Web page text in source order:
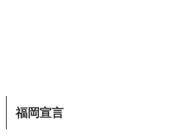
福岡宣言